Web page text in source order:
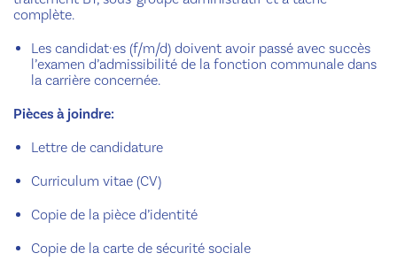
complète.
Les candidat·es (f/m/d) doivent avoir passé avec succès
l’examen d’admissibilité de la fonction communale dans
la carrière concernée.
Pièces à joindre:
Lettre de candidature
Curriculum vitae (CV)
Copie de la pièce d’identité
Copie de la carte de sécurité sociale